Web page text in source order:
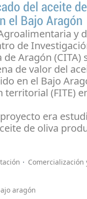
del aceite
el Bajo Aragón
y
de
Aragón (CITA)
de valor del
en el Bajo
(FITE)
era
de oliva
Comercialización
aragón